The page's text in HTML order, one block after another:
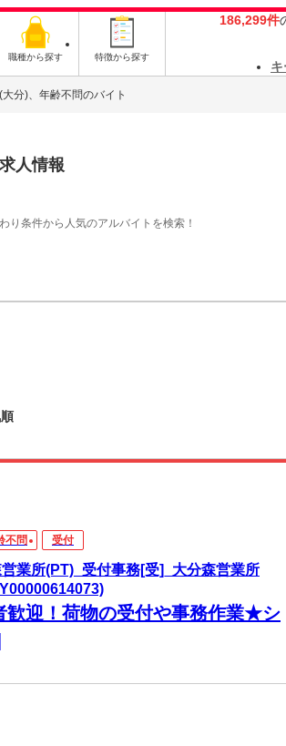
職種から探す 特徴から探す
186,299件
分)、年齢不問のバイト
人情報
り条件から人気のアルバイトを検索！
不問 受付
業所(PT)_受付事務[受]_大分森営業所
歓迎！荷物の受付や事務作業★シ